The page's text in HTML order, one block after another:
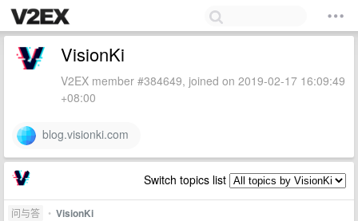
VisionKi
V2EX member #384649, joined on 2019-02-17 16:09:49
+08:00
blog.visionki.com
Switch topics list
问与答 • VisionKi